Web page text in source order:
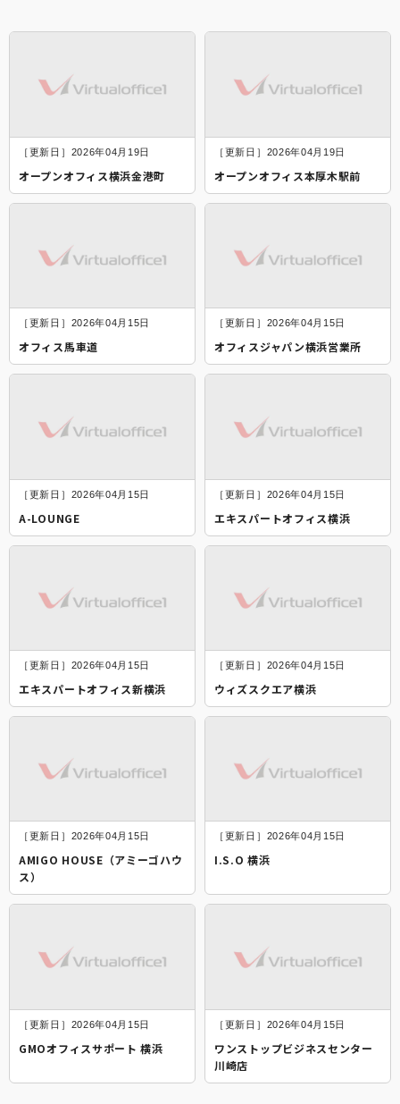
［更新日］2026年04月19日
オープンオフィス横浜金港町
［更新日］2026年04月19日
オープンオフィス本厚木駅前
［更新日］2026年04月15日
オフィス馬車道
［更新日］2026年04月15日
オフィスジャパン横浜営業所
［更新日］2026年04月15日
A-LOUNGE
［更新日］2026年04月15日
エキスパートオフィス横浜
［更新日］2026年04月15日
エキスパートオフィス新横浜
［更新日］2026年04月15日
ウィズスクエア横浜
［更新日］2026年04月15日
AMIGO HOUSE（アミーゴハウ
ス）
［更新日］2026年04月15日
I.S.O 横浜
［更新日］2026年04月15日
GMOオフィスサポート 横浜
［更新日］2026年04月15日
ワンストップビジネスセンター
川崎店